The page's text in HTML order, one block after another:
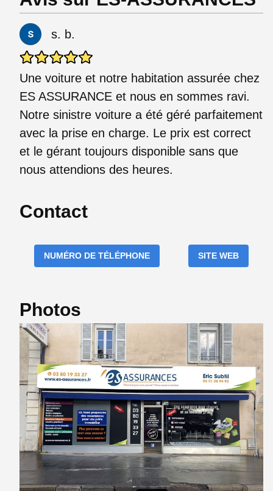
s. b.
Une voiture et notre habitation assurée chez
ES ASSURANCE et nous en sommes ravi.
Notre sinistre voiture a été géré parfaitement
avec la prise en charge. Le prix est correct
et le gérant toujours disponible sans que
nous attendions des heures.
Contact
NUMÉRO DE TÉLÉPHONE SITE WEB
Photos